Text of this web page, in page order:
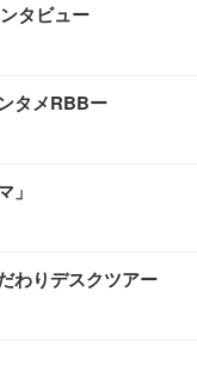
タビュー
タメRBBー
」
わりデスクツアー